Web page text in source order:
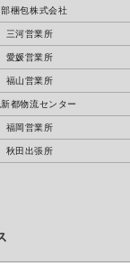
部梱包株式会社
三河営業所
愛媛営業所
福山営業所
都物流センター
福岡営業所
秋田出張所